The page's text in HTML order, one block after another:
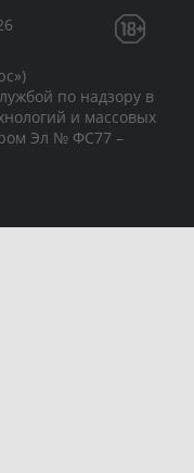
по надзору в
и массовых
Эл № ФС77 –